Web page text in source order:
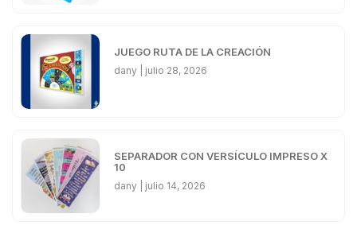
JUEGO RUTA DE LA CREACIÓN
dany julio 28, 2026
SEPARADOR CON VERSÍCULO IMPRESO X
10
dany julio 14, 2026